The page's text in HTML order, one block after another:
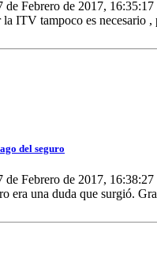
de Febrero de 2017, 16:35:17
ITV tampoco es necesario
del seguro
de Febrero de 2017, 16:38:27
era una duda que surgió.